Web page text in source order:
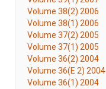
Volume 38(2) 2006
Volume 38(1) 2006
Volume 37(2) 2005
Volume 37(1) 2005
Volume 36(2) 2004
Volume 36(E 2) 2004
Volume 36(1) 2004